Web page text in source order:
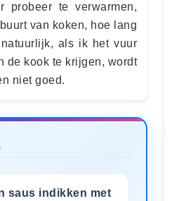
te verwarmen,
van koken, hoe lang
als ik het vuur
de kook te krijgen, wordt
niet goed.
saus indikken met